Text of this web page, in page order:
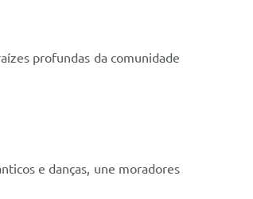
profundas da comunidade
e danças, une moradores